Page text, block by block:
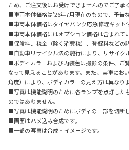
ため、ご注文後はお受けできませんのでご了承
■車両本体価格は'26年7月現在のもので、予告
■車両本体価格はタイヤパンク応急修理キット
■車両本体価格にはオプション価格は含まれて
■保険料、税金（除く消費税）、登録料などの
■自動車リサイクル法の施行により、リサイク
■ボディカラーおよび内装色は撮影の条件、ご
なって見えることがあります。また、実車にお
角度）により、ボディカラーの見え方は異なりま
■写真は機能説明のために各ランプを点灯した
のではありません。
■写真は機能説明のためにボディの一部を切断
■画面はハメ込み合成です。
■一部の写真は合成・イメージです。